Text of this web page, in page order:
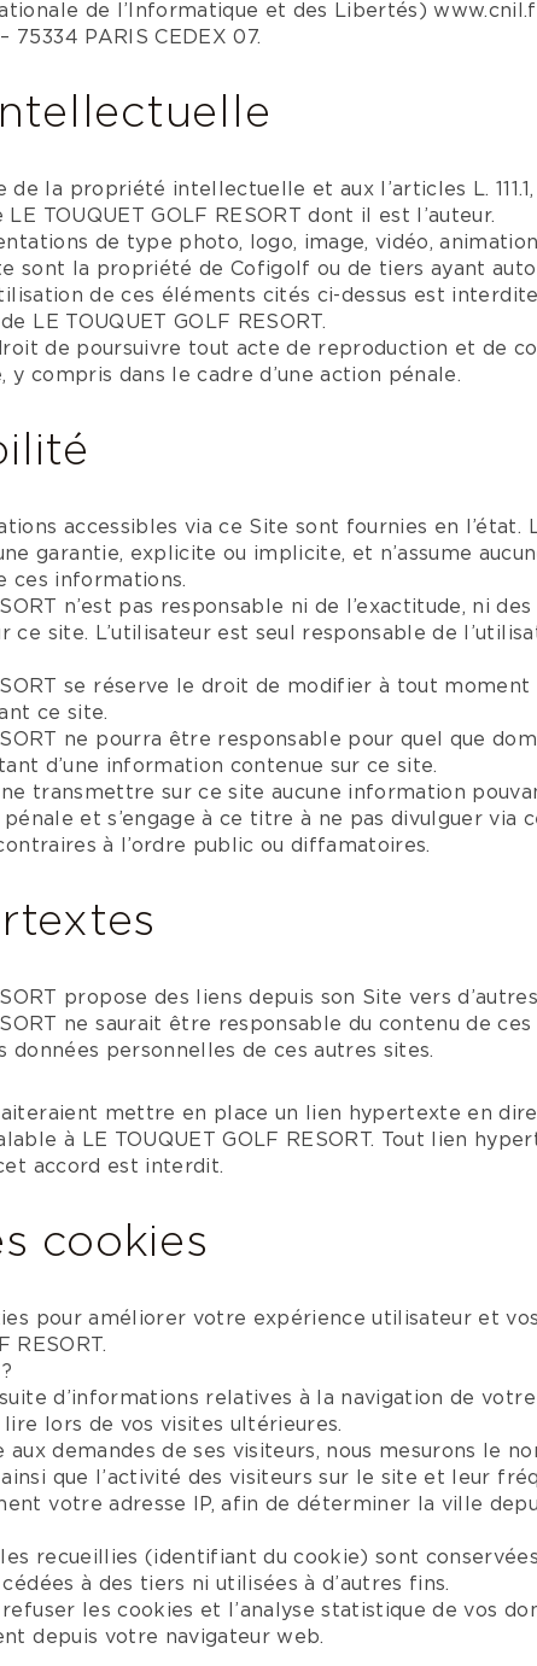
de l’Informatique et des Libertés)
75334 PARIS CEDEX 07.
de la propriété intellectuelle et aux l’articles L.
TOUQUET GOLF RESORT dont il est l’auteur.
de type photo, logo, image, vidéo,
sont la propriété de Cofigolf ou de tiers ayant
de ces éléments cités ci-dessus est
LE TOUQUET GOLF RESORT.
de poursuivre tout acte de reproduction et de
compris dans le cadre d’une action pénale.
accessibles via ce Site sont fournies en l’état.
garantie, explicite ou implicite, et n’assume
ces informations.
n’est pas responsable ni de l’exactitude, ni
ce site. L’utilisateur est seul responsable de
se réserve le droit de modifier à tout
ce site.
ne pourra être responsable pour quel que
d’une information contenue sur ce site.
ne transmettre sur ce site aucune information
et s’engage à ce titre à ne pas divulguer via
à l’ordre public ou diffamatoires.
propose des liens depuis son Site vers
ne saurait être responsable du contenu de
données personnelles de ces autres sites.
mettre en place un lien hypertexte en
à LE TOUQUET GOLF RESORT. Tout lien
accord est interdit.
cookies
pour améliorer votre expérience utilisateur et
RESORT.
d’informations relatives à la navigation de
lors de vos visites ultérieures.
aux demandes de ses visiteurs, nous mesurons le
que l’activité des visiteurs sur le site et leur
votre adresse IP, afin de déterminer la ville
recueillies (identifiant du cookie) sont
à des tiers ni utilisées à d’autres fins.
les cookies et l’analyse statistique de vos
depuis votre navigateur web.